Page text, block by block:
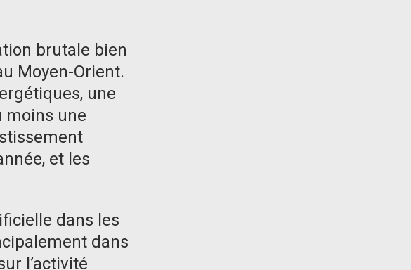
brutale bien
Moyen-Orient.
une
moins une
et les
dans les
dans
l’activité